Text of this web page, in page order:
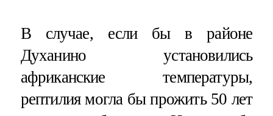
В случае, если бы в районе
Духанино установились
африканские температуры,
рептилия могла бы прожить 50 лет